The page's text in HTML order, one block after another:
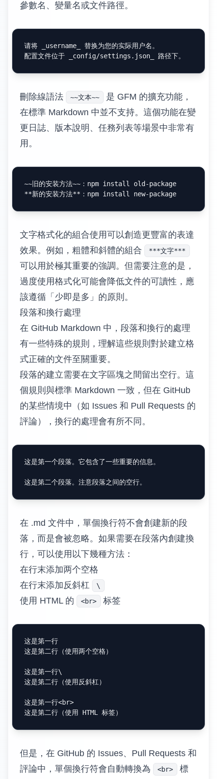
參數名、變量名或文件路徑。
请将 _username_
替换为您的实际用户名。
配置文件位于
_config/settings.json_
刪除線語法 ~~文本~~
是 GFM 的擴充功能，
在標準 Markdown 中並不支持。這個功能在變
更日誌、版本說明、任務列表等場景中非常有
用。
**新的安装方法**
文字格式化的組合使用可以創造更豐富的表達
效果。例如，粗體和斜體的組合
***文字***
可以用於極其重要的強調。但需要注意的是，
過度使用格式化可能會降低文件的可讀性，應
該遵循「少即是多」的原則。
段落和換行處理
在 GitHub Markdown 中，段落和換行的處理
有一些特殊的規則，理解這些規則對於建立格
式正確的文件至關重要。
段落的建立需要在文字區塊之間留出空行。這
個規則與標準 Markdown 一致，但在 GitHub
的某些情境中（如 Issues 和 Pull Requests 的
評論），換行的處理會有所不同。
这是第一个段落。它包含了一些重要的信息。
在 .md 文件中，單個換行符不會創建新的段
落，而是會被忽略。如果需要在段落內創建換
行，可以使用以下幾種方法：
在行末添加两个空格
在行末添加反斜杠
\
使用 HTML 的 <br> 标签
这是第一行
这是第二行（使用两个空格）
这是第一行\
这是第二行（使用反斜杠）
这是第一行<br>
但是，在 GitHub 的 Issues、Pull Requests 和
評論中，單個換行符會自動轉換為
<br>
標